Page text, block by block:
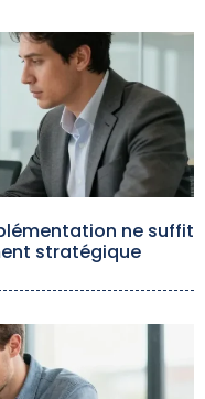
ne suffit
stratégique